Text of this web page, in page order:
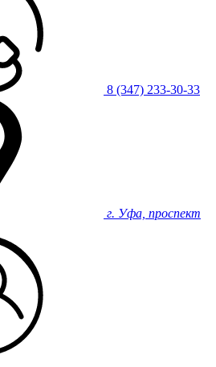
8 (347) 233-30-33
г. Уфа, проспект